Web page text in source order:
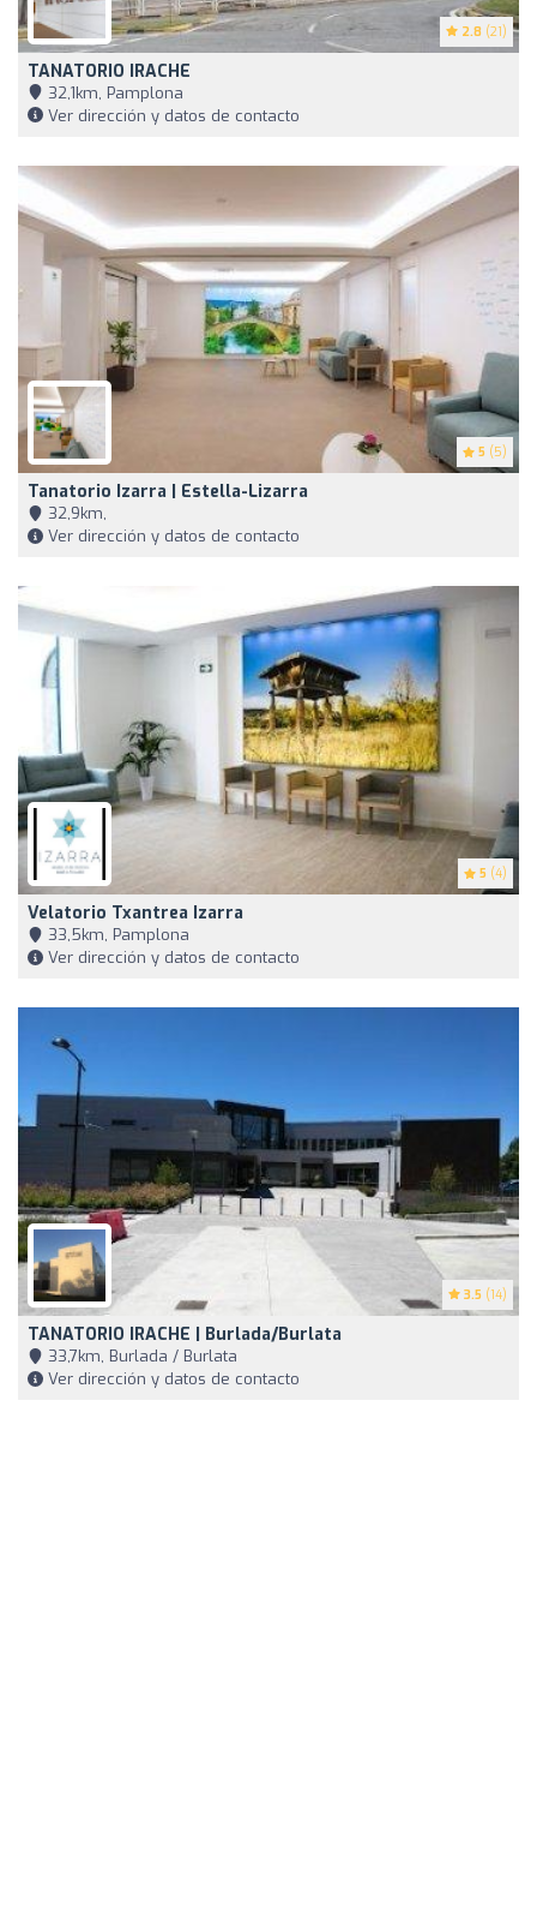
2.8 (21)
TANATORIO IRACHE
32,1km, Pamplona
Ver dirección y datos de contacto
5 (5)
Tanatorio Izarra | Estella-Lizarra
32,9km,
Ver dirección y datos de contacto
5 (4)
Velatorio Txantrea Izarra
33,5km, Pamplona
Ver dirección y datos de contacto
3.5 (14)
TANATORIO IRACHE | Burlada/Burlata
33,7km, Burlada / Burlata
Ver dirección y datos de contacto